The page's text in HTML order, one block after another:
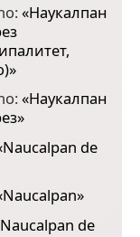
«Наукалпан
»
«Наукалпан
»
Naucalpan de
Naucalpan»
Naucalpan de